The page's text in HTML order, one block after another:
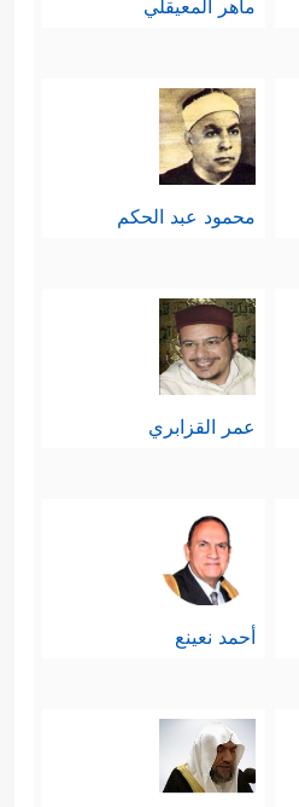
ماهر المعيقلي
محمود عبد الحكم
عمر القزابري
أحمد نعينع